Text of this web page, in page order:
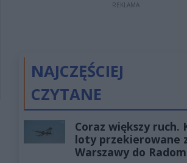
REKLAMA
NAJCZĘŚCIEJ
CZYTANE
Coraz większy ruch.
loty przekierowane
Warszawy do